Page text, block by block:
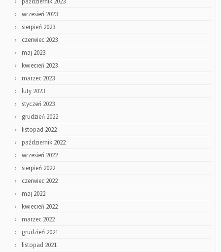
wrzesień 2023
sierpień 2023
czerwiec 2023
maj 2023
kwiecień 2023
marzec 2023
luty 2023
styczeń 2023
grudzień 2022
listopad 2022
październik 2022
wrzesień 2022
sierpień 2022
czerwiec 2022
maj 2022
kwiecień 2022
marzec 2022
grudzień 2021
listopad 2021